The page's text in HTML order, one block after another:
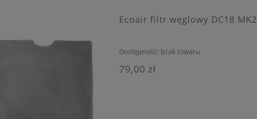
Ecoair filtr węglowy DC18
Dostępność: brak towaru
79,00 zł